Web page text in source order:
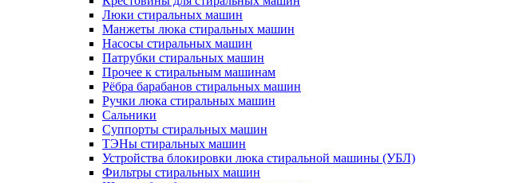
Люки стиральных машин
Манжеты люка стиральных машин
Насосы стиральных машин
Патрубки стиральных машин
Прочее к стиральным машинам
Рёбра барабанов стиральных машин
Ручки люка стиральных машин
Сальники
Суппорты стиральных машин
ТЭНы стиральных машин
Устройства блокировки люка стиральной машины (УБЛ)
Фильтры стиральных машин